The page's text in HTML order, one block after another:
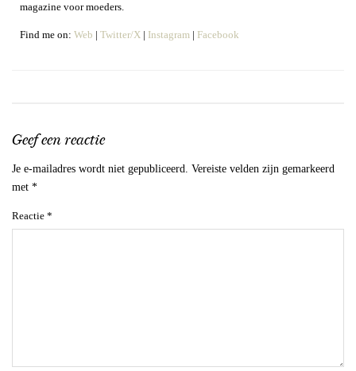
magazine voor moeders.
Find me on: Web | Twitter/X | Instagram | Facebook
Geef een reactie
Je e-mailadres wordt niet gepubliceerd. Vereiste velden zijn gemarkeerd
met *
Reactie *